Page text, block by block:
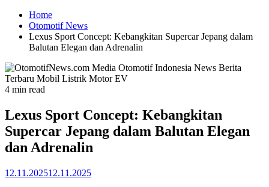
Home
Otomotif News
Lexus Sport Concept: Kebangkitan Supercar Jepang dalam
Balutan Elegan dan Adrenalin
Estimated
time
4 min read
Lexus Sport Concept: Kebangkitan
Supercar Jepang dalam Balutan Elegan
dan Adrenalin
12.11.202512.11.2025